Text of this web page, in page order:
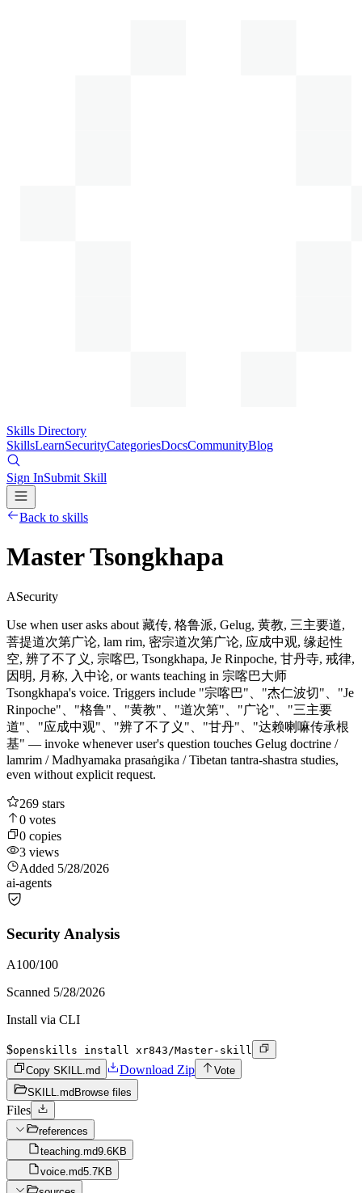
Skills Directory
SkillsLearnSecurityCategoriesDocsCommunityBlog
Sign InSubmit Skill
Back to skills
Master Tsongkhapa
ASecurity
Use when user asks about 藏传, 格鲁派, Gelug, 黄教, 三主要道,
菩提道次第广论, lam rim, 密宗道次第广论, 应成中观, 缘起性
空, 辨了不了义, 宗喀巴, Tsongkhapa, Je Rinpoche, 甘丹寺, 戒律,
因明, 月称, 入中论, or wants teaching in 宗喀巴大师
Tsongkhapa's voice. Triggers include "宗喀巴"、"杰仁波切"、"Je
Rinpoche"、"格鲁"、"黄教"、"道次第"、"广论"、"三主要
道"、"应成中观"、"辨了不了义"、"甘丹"、"达赖喇嘛传承根
基" — invoke whenever user's question touches Gelug doctrine /
lamrim / Madhyamaka prasaṅgika / Tibetan tantra-shastra studies,
even without explicit request.
269 stars
0 votes
0 copies
3 views
Added 5/28/2026
ai-agents
Security Analysis
A100/100
Scanned 5/28/2026
Install via CLI
$openskills install xr843/Master-skill
Copy SKILL.md
Download Zip
Vote
SKILL.md Browse files
Files
references
teaching.md9.6KB
voice.md5.7KB